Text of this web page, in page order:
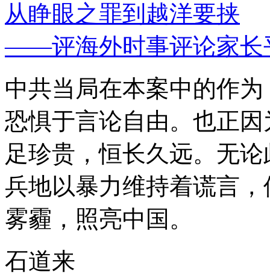
从睁眼之罪到越洋要挟
——评海外时事评论家长
中共当局在本案中的作
恐惧于言论自由。也正
足珍贵，恒长久远。无
兵地以暴力维持着谎言
雾霾，照亮中国。
石道来